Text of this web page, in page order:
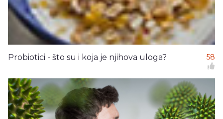
Probiotici - što su i koja je njihova uloga? 58